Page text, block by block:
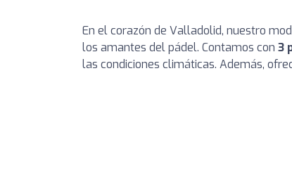
En el corazón de Valladolid, nuestro
los amantes del pádel. Contamos con 3
las condiciones climáticas. Además,